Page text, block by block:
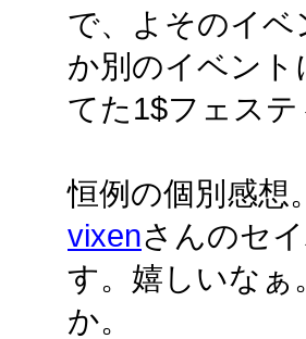
で、よそのイ
か別のイベン
てた1$フェス
恒例の個別感想。
vixenさんのセ
す。嬉しいなぁ
か。